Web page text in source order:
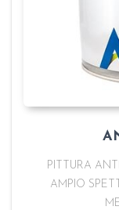
PITTURA
AMPIO